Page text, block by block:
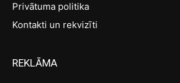
Privātuma politika
Kontakti un rekvizīti
REKLĀMA